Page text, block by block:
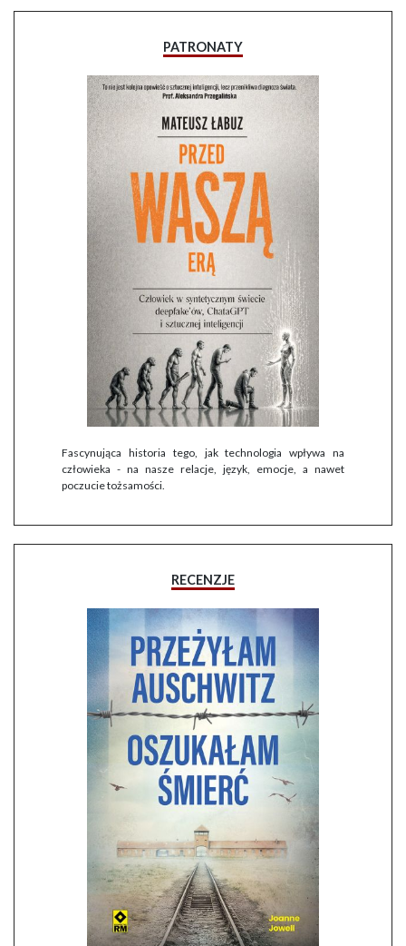
PATRONATY
Fascynująca historia tego, jak technologia wpływa na
człowieka - na nasze relacje, język, emocje, a nawet
poczucie tożsamości.
RECENZJE